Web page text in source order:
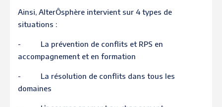
Ainsi, AlterÔsphère intervient sur 4 types de
situations :
- La prévention de conflits et RPS en
accompagnement et en formation
- La résolution de conflits dans tous les
domaines